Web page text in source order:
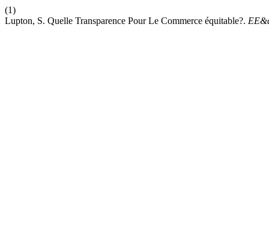
(1)
Lupton, S. Quelle Transparence Pour Le Commerce équitable?.